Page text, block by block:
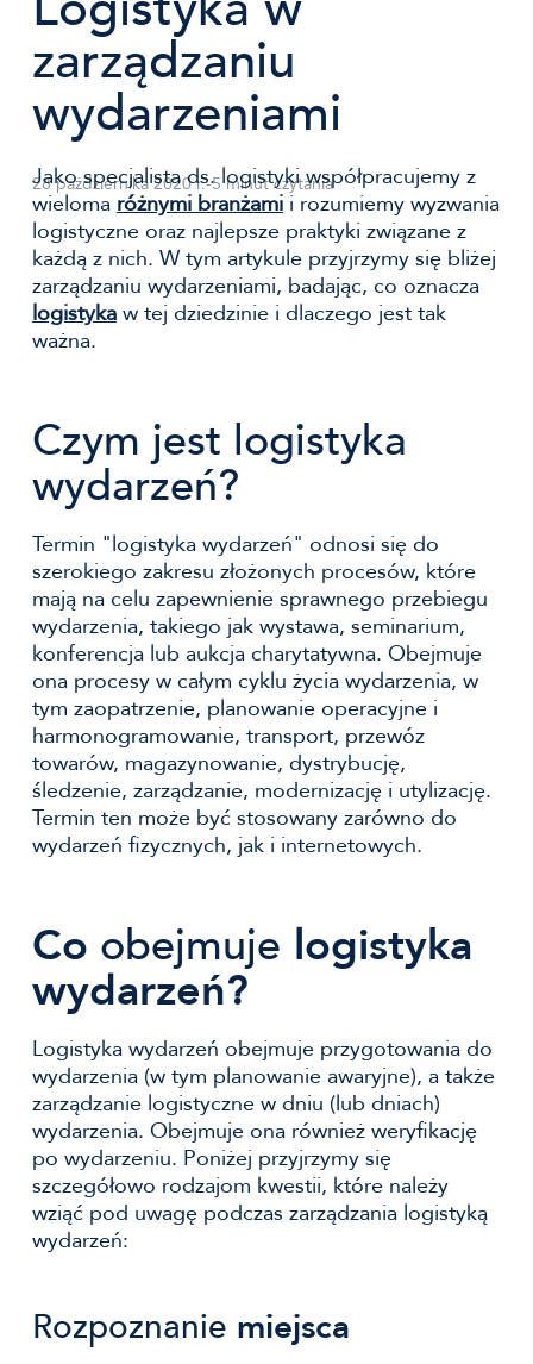
zarządzaniu
wydarzeniami
28 października 2020 r.-5 minut czytania
Jako specjalista ds. logistyki współpracujemy z
wieloma różnymi branżamii rozumiemy wyzwania
logistyczne oraz najlepsze praktyki związane z
każdą z nich. W tym artykule przyjrzymy się bliżej
zarządzaniu wydarzeniami, badając, co oznacza
logistykaw tej dziedzinie i dlaczego jest tak
ważna.
Czym jest logistyka
wydarzeń?
Termin "logistyka wydarzeń" odnosi się do
szerokiego zakresu złożonych procesów, które
mają na celu zapewnienie sprawnego przebiegu
wydarzenia, takiego jak wystawa, seminarium,
konferencja lub aukcja charytatywna. Obejmuje
ona procesy w całym cyklu życia wydarzenia, w
tym zaopatrzenie, planowanie operacyjne i
harmonogramowanie, transport, przewóz
towarów, magazynowanie, dystrybucję,
śledzenie, zarządzanie, modernizację i utylizację.
Termin ten może być stosowany zarówno do
wydarzeń fizycznych, jak i internetowych.
Co obejmuje logistyka
wydarzeń?
Logistyka wydarzeń obejmuje przygotowania do
wydarzenia (w tym planowanie awaryjne), a także
zarządzanie logistyczne w dniu (lub dniach)
wydarzenia. Obejmuje ona również weryfikację
po wydarzeniu. Poniżej przyjrzymy się
szczegółowo rodzajom kwestii, które należy
wziąć pod uwagę podczas zarządzania logistyką
wydarzeń:
Rozpoznanie miejsca